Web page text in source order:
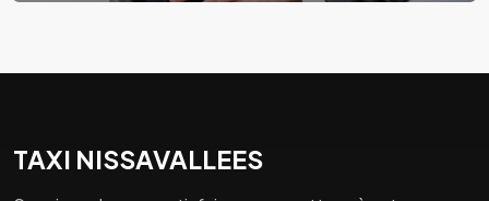
TAXI NISSAVALLEES